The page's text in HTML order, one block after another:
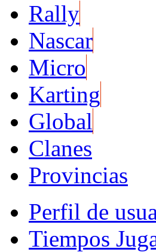
Rally
Nascar
Micro
Karting
Global
Clanes
Provincias
Perfil de
Tiempos